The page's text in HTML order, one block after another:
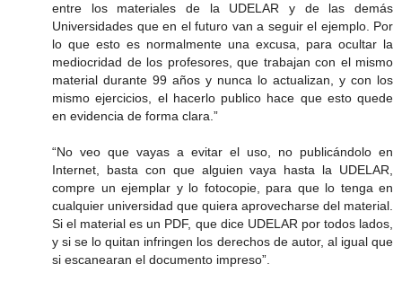
entre los materiales de la UDELAR y de las demás
Universidades que en el futuro van a seguir el ejemplo. Por
lo que esto es normalmente una excusa, para ocultar la
mediocridad de los profesores, que trabajan con el mismo
material durante 99 años y nunca lo actualizan, y con los
mismo ejercicios, el hacerlo publico hace que esto quede
en evidencia de forma clara.”
“No veo que vayas a evitar el uso, no publicándolo en
Internet, basta con que alguien vaya hasta la UDELAR,
compre un ejemplar y lo fotocopie, para que lo tenga en
cualquier universidad que quiera aprovecharse del material.
Si el material es un PDF, que dice UDELAR por todos lados,
y si se lo quitan infringen los derechos de autor, al igual que
si escanearan el documento impreso”.